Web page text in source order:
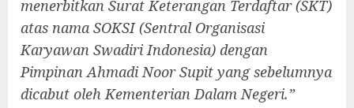
menerbitkan Surat Keterangan Terdaftar (SKT)
atas nama SOKSI (Sentral Organisasi
Karyawan Swadiri Indonesia) dengan
Pimpinan Ahmadi Noor Supit yang sebelumnya
dicabut oleh Kementerian Dalam Negeri.”